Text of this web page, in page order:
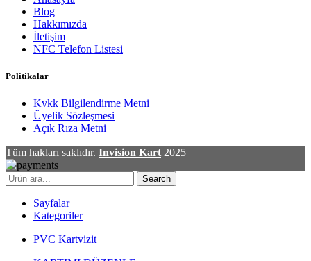
Blog
Hakkımızda
İletişim
NFC Telefon Listesi
Politikalar
Kvkk Bilgilendirme Metni
Üyelik Sözleşmesi
Açık Rıza Metni
Tüm hakları saklıdır. Invision Kart 2025
Search
Sayfalar
Kategoriler
PVC Kartvizit